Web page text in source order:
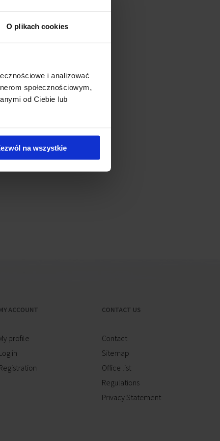
O plikach cookies
i analizować
społecznościowym,
od Ciebie lub
na wszystkie
may soon
ACCOUNT
profile
in
CONTACT US
Contact
Sitemap
Office list
Regulations
Privacy Statement